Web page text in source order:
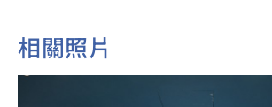
相關照片